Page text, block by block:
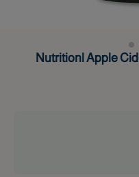
Nutritionl Apple